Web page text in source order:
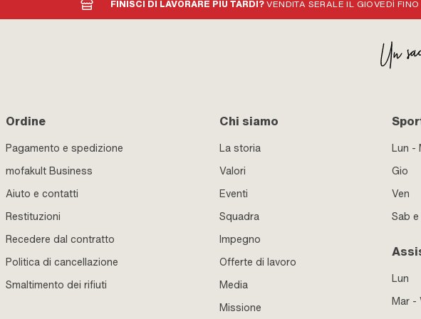
FINISCI DI LAVORARE PIÙ TARDI?VENDITA SERALE IL GIOVEDÌ
Ordine
Pagamento e spedizione
mofakult Business
Aiuto e contatti
Restituzioni
Recedere dal contratto
Politica di cancellazione
Smaltimento dei rifiuti
Chi siamo
La storia
Valori
Eventi
Squadra
Impegno
Offerte di lavoro
Media
Missione
Lun -
Gio
Ven
Sab
Lun
Mar -